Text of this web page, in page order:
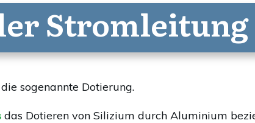
sogenannte Dotierung.
das Dotieren von Silizium durch Aluminium